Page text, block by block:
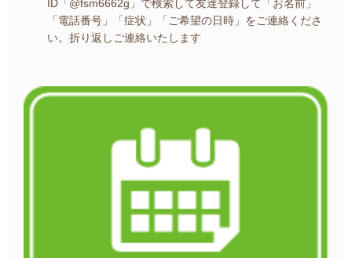
ID「@fsm6662g」で検索して友達登録して
「お名前」
「電話番号」「症状」「ご希望の日時」をご連絡くださ
い。 折り返しご連絡いたします